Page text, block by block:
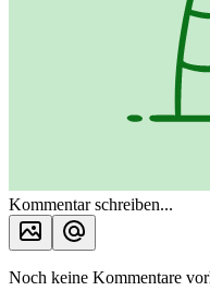
Kommentar schreiben...
Noch keine Kommentare